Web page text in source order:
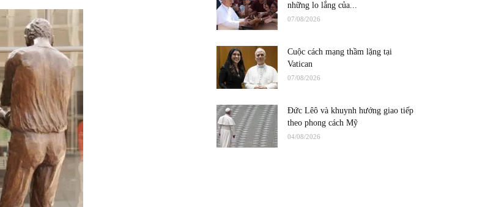
những lo lắng của...
07/08/2026
Cuộc cách mạng thầm lặng tại
Vatican
07/08/2026
Đức Lêô và khuynh hướng giao tiếp
theo phong cách Mỹ
04/08/2026